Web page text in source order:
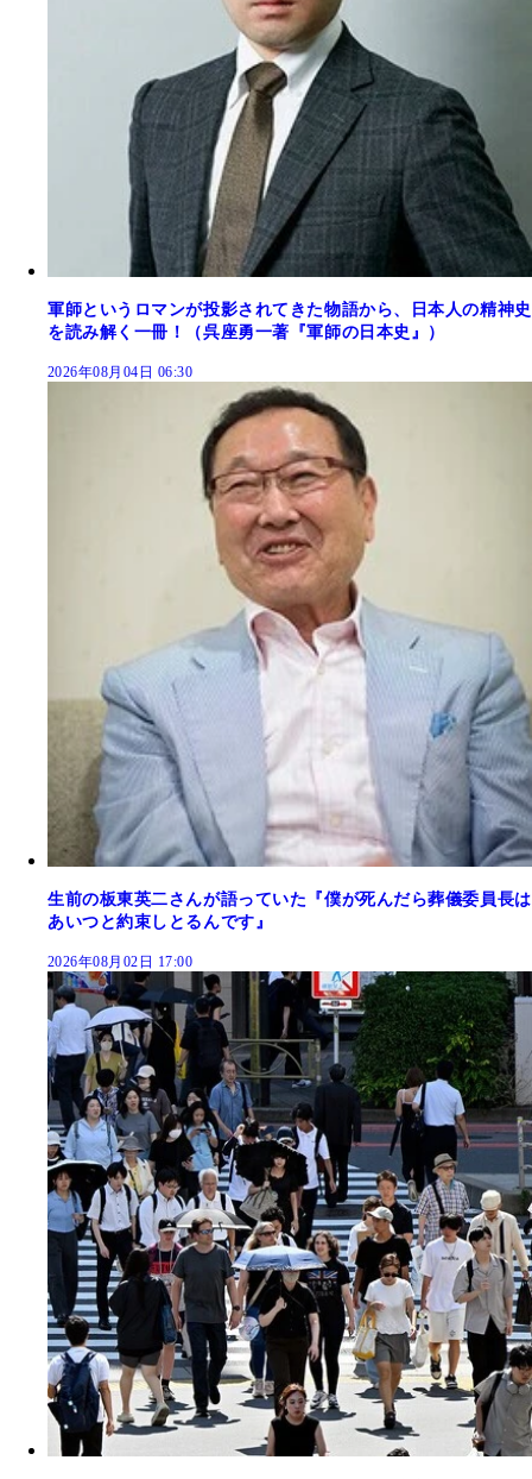
軍師というロマンが投影されてきた物語から、日本人の精神史
を読み解く一冊！（呉座勇一著『軍師の日本史』）
2026年08月04日 06:30
生前の板東英二さんが語っていた『僕が死んだら葬儀委員長は
あいつと約束しとるんです』
2026年08月02日 17:00